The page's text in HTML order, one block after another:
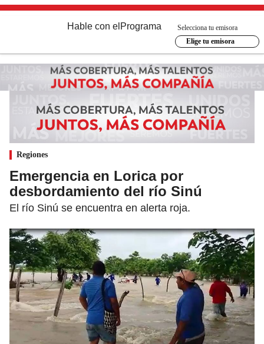
Hable con el Programa
Selecciona tu emisora
Elige tu emisora
Regiones
Emergencia en Lorica por
desbordamiento del río Sinú
El río Sinú se encuentra en alerta roja.